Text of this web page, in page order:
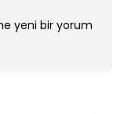
yeni bir yorum